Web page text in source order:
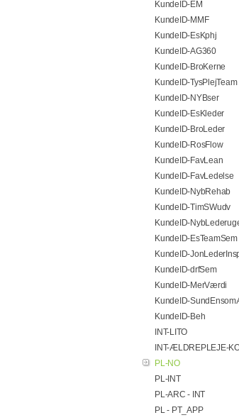
KundeID-EM
KundeID-MMF
KundeID-EsKphj
KundeID-AG360
KundeID-BroKerne
KundeID-TysPlejTeam
KundeID-NYBser
KundeID-EsKleder
KundeID-BroLeder
KundeID-RosFlow
KundeID-FavLean
KundeID-FavLedelse
KundeID-NybRehab
KundeID-TimSWudv
KundeID-
KundeID-EsTeamSem
KundeID-
KundeID-drfSem
KundeID-MerVærdi
KundeID-
KundeID-Beh
INT-LITO
INT-ÆLDREPLEJE-
PL-NO
PL-INT
PL-ARC - INT
PL - PT_APP